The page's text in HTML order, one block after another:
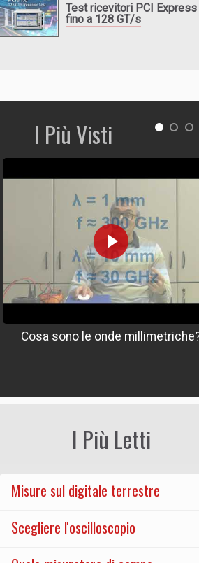
Test ricevitori PCI Express
fino a 128 GT/s
I Più Visti
Cosa sono le onde
I Più Letti
Misure sul digitale terrestre
Scegliere l'oscilloscopio